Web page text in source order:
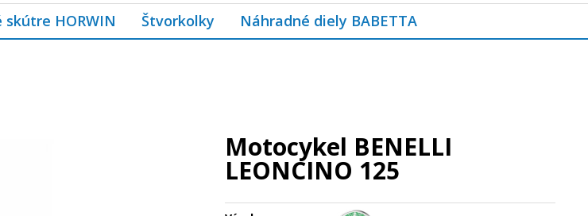
skútre HORWIN Štvorkolky Náhradné diely BABETTA
Motocykel BENELLI
LEONCINO 125